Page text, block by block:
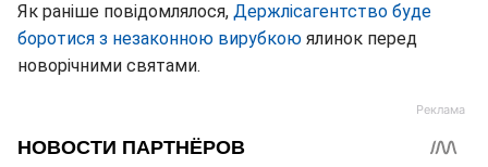
Як раніше повідомлялося, Держлісагентство буде
боротися з незаконною вирубкою ялинок перед
новорічними святами.